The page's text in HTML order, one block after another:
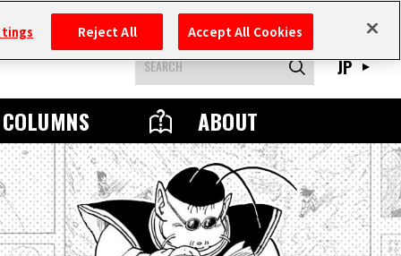
COLUMNS ABOUT
JP
Reject All Accept All Cookies